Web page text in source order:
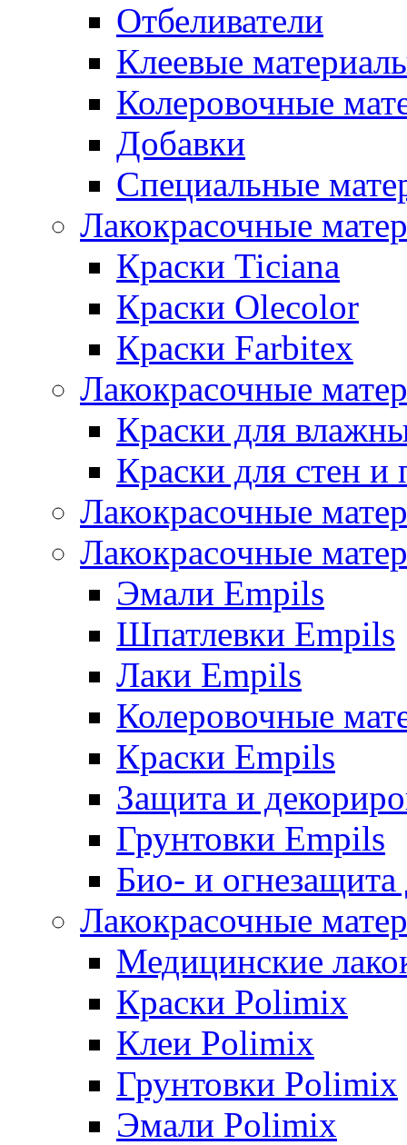
Отбеливатели
Клеевые
Колеровочные
Добавки
Специальные
Лакокрасочные
Краски Ticiana
Краски Olecolor
Краски Farbitex
Лакокрасочные
Краски для
Краски для стен и
Лакокрасочные
Лакокрасочные
Эмали Empils
Шпатлевки Empils
Лаки Empils
Колеровочные
Краски Empils
Защита и
Грунтовки Empils
Био- и
Лакокрасочные
Медицинские
Краски Polimix
Клеи Polimix
Грунтовки Polimix
Эмали Polimix